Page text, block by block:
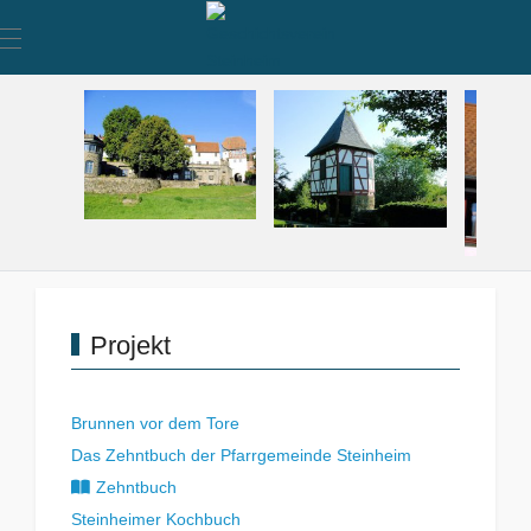
Mobile Menu Toggle
Projekt
Brunnen vor dem Tore
Das Zehntbuch der Pfarrgemeinde Steinheim
Zehntbuch
Steinheimer Kochbuch